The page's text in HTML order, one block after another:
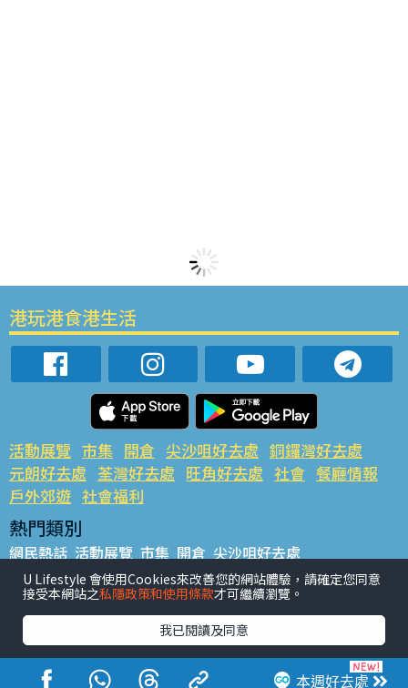
本週好去處
港玩港食港生活
活動展覽 市集 開倉 尖沙咀好去處 銅鑼灣好去處
元朗好去處 荃灣好去處 旺角好去處 社會 餐廳情報
戶外郊遊 社會福利
熱門類別
網民熱話 活動展覽 市集 開倉 尖沙咀好去處
銅鑼灣好去處 元朗好去處 荃灣好去處 旺角好去處 社會
餐廳情報 戶外郊遊
熱門標籤
#UGO搵好去處 #人氣活動推介 #美食社群熱話
#親子玩樂好去處
#ULifestyle應用程式
#限時搶
U Lifestyle 會使用Cookies來改善您的網站體驗，請確定您同意
接受本網站之私隱政策和使用條款才可繼續瀏覽。
我已閱讀及同意